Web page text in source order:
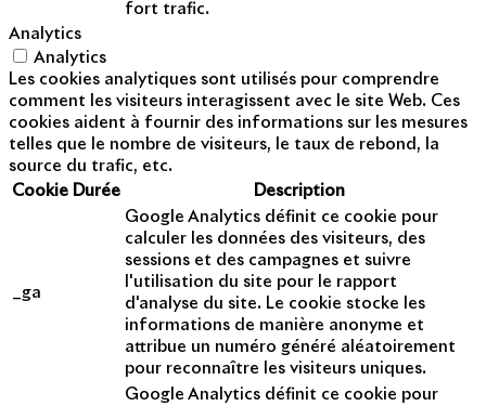
fort trafic.
Analytics
Analytics
Les cookies analytiques sont utilisés pour comprendre
comment les visiteurs interagissent avec le site Web. Ces
cookies aident à fournir des informations sur les mesures
telles que le nombre de visiteurs, le taux de rebond, la
source du trafic, etc.
Cookie Durée Description
_ga
Google Analytics définit ce cookie pour
calculer les données des visiteurs, des
sessions et des campagnes et suivre
l'utilisation du site pour le rapport
d'analyse du site. Le cookie stocke les
informations de manière anonyme et
attribue un numéro généré aléatoirement
pour reconnaître les visiteurs uniques.
Google Analytics définit ce cookie pour